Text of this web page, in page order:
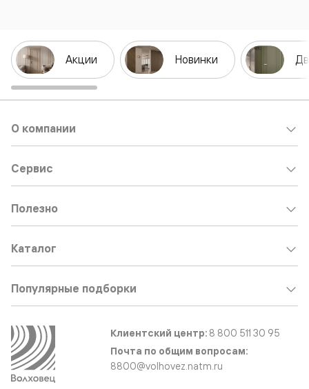
Акции Новинки
О компании
Сервис
Полезно
Каталог
Популярные подборки
Клиентский центр: 8 800 511 30 95
Почта по общим вопросам:
8800@volhovez.natm.ru